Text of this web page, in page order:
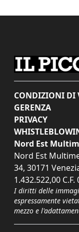
CONDIZIONI DI
GERENZA
PRIVACY
Nord Est
Nord Est
34, 30171
1.432.522,00
I diritti delle
espressamente
mezzo e